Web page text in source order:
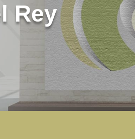
Rey